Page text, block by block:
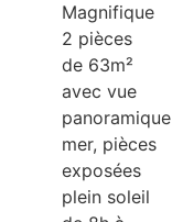
Magnifique
2 pièces
de 63m²
avec vue
panoramique
mer, pièces
exposées
plein soleil